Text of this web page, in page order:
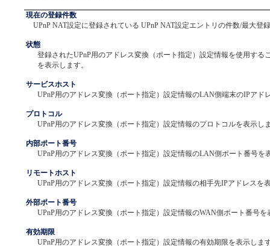
現在の登録件数
UPnP NAT設定に登録されている UPnP NAT設定エントリの件数/最大登
状態
登録されたUPnP用のアドレス変換（ポート指定）設定情報を使用する
を表示します。
サービスホスト
UPnP用のアドレス変換（ポート指定）設定情報のLAN側端末のIPアド
プロトコル
UPnP用のアドレス変換（ポート指定）設定情報のプロトコルを表示し
内部ポート番号
UPnP用のアドレス変換（ポート指定）設定情報のLAN側ポート番号を
リモートホスト
UPnP用のアドレス変換（ポート指定）設定情報の相手先IPアドレスを
外部ポート番号
UPnP用のアドレス変換（ポート指定）設定情報のWAN側ポート番号を
有効期限
UPnP用のアドレス変換（ポート指定）設定情報の有効期限を表示しま